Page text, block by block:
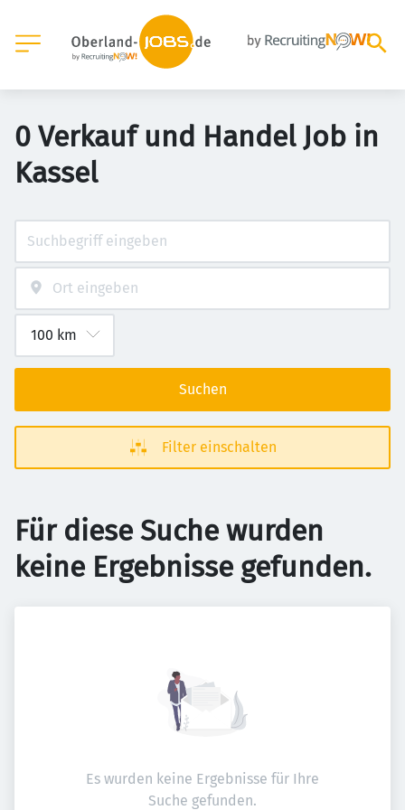
0 Verkauf und Handel Job in
Kassel
Suchen
Filter einschalten
Für diese Suche wurden
keine Ergebnisse gefunden.
Es wurden keine Ergebnisse für Ihre
Suche gefunden.